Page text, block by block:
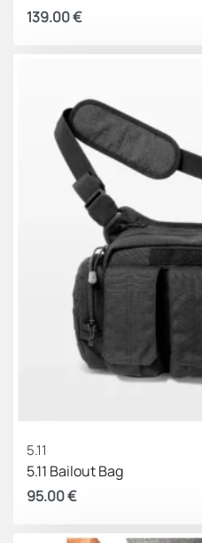
139.00€
5.11
5.11 Bailout Bag
95.00€